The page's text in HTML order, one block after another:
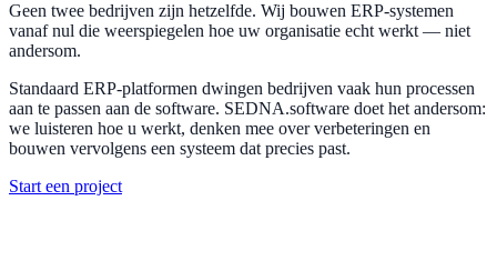
Geen twee bedrijven zijn hetzelfde. Wij bouwen ERP-systemen
vanaf nul die weerspiegelen hoe uw organisatie echt werkt — niet
andersom.
Standaard ERP-platformen dwingen bedrijven vaak hun processen
aan te passen aan de software. SEDNA.software doet het andersom:
we luisteren hoe u werkt, denken mee over verbeteringen en
bouwen vervolgens een systeem dat precies past.
Start een project